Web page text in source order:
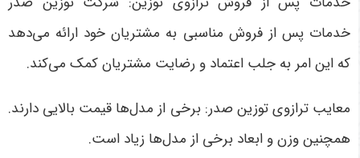
خدمات پس از فروش مناسبی به مشتریان خود ارائه می‌دهد
که این امر به جلب اعتماد و رضایت مشتریان کمک می‌کند.
معایب ترازوی توزین صدر:برخی از مدل‌ها قیمت بالایی دارند.
همچنین وزن و ابعاد برخی از مدل‌ها زیاد است.